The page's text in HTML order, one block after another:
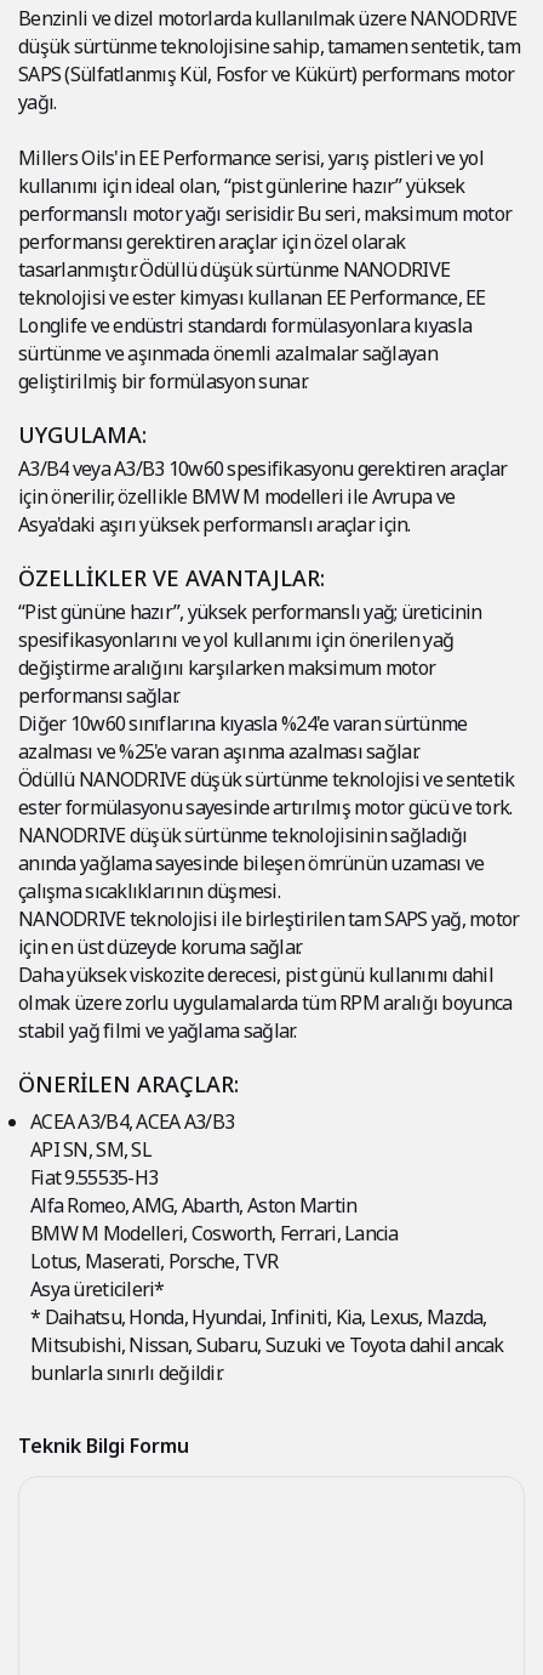
Benzinli ve dizel motorlarda kullanılmak üzere NANODRIVE
düşük sürtünme teknolojisine sahip, tamamen sentetik, tam
SAPS (Sülfatlanmış Kül, Fosfor ve Kükürt) performans motor
yağı.
Millers Oils'in EE Performance serisi, yarış pistleri ve yol
kullanımı için ideal olan, “pist günlerine hazır” yüksek
performanslı motor yağı serisidir. Bu seri, maksimum motor
performansı gerektiren araçlar için özel olarak
tasarlanmıştır. Ödüllü düşük sürtünme NANODRIVE
teknolojisi ve ester kimyası kullanan EE Performance, EE
Longlife ve endüstri standardı formülasyonlara kıyasla
sürtünme ve aşınmada önemli azalmalar sağlayan
geliştirilmiş bir formülasyon sunar.
UYGULAMA:
A3/B4 veya A3/B3 10w60 spesifikasyonu gerektiren araçlar
için önerilir, özellikle BMW M modelleri ile Avrupa ve
Asya'daki aşırı yüksek performanslı araçlar için.
ÖZELLİKLER VE AVANTAJLAR:
“Pist gününe hazır”, yüksek performanslı yağ; üreticinin
spesifikasyonlarını ve yol kullanımı için önerilen yağ
değiştirme aralığını karşılarken maksimum motor
performansı sağlar.
Diğer 10w60 sınıflarına kıyasla %24'e varan sürtünme
azalması ve %25'e varan aşınma azalması sağlar.
Ödüllü NANODRIVE düşük sürtünme teknolojisi ve sentetik
ester formülasyonu sayesinde artırılmış motor gücü ve tork.
NANODRIVE düşük sürtünme teknolojisinin sağladığı
anında yağlama sayesinde bileşen ömrünün uzaması ve
çalışma sıcaklıklarının düşmesi.
NANODRIVE teknolojisi ile birleştirilen tam SAPS yağ, motor
için en üst düzeyde koruma sağlar.
Daha yüksek viskozite derecesi, pist günü kullanımı dahil
olmak üzere zorlu uygulamalarda tüm RPM aralığı boyunca
stabil yağ filmi ve yağlama sağlar.
ÖNERİLEN ARAÇLAR:
ACEA A3/B4, ACEA A3/B3
API SN, SM, SL
Fiat 9.55535-H3
Alfa Romeo, AMG, Abarth, Aston Martin
BMW M Modelleri, Cosworth, Ferrari, Lancia
Lotus, Maserati, Porsche, TVR
Asya üreticileri*
* Daihatsu, Honda, Hyundai, Infiniti, Kia, Lexus, Mazda,
Mitsubishi, Nissan, Subaru, Suzuki ve Toyota dahil ancak
bunlarla sınırlı değildir.
Teknik Bilgi Formu